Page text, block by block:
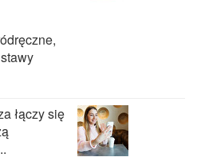
łączy się